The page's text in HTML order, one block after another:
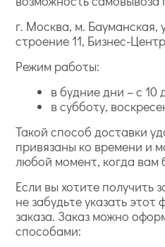
г. Москва, м. Бауманская,
строение 11, Бизнес-
Режим работы:
в будние дни – с 10
в субботу,
Такой способ доставки
привязаны ко времени и
любой момент, когда вам
Если вы хотите получить
не забудьте указать
заказа. Заказ можно
способами: